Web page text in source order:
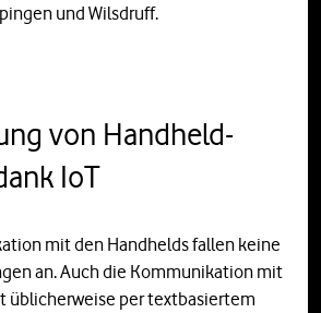
und Wilsdruff.
von Handheld-
IoT
mit den Handhelds fallen keine
an. Auch die Kommunikation mit
üblicherweise per textbasiertem